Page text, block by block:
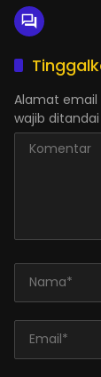
Alamat email
wajib ditandai